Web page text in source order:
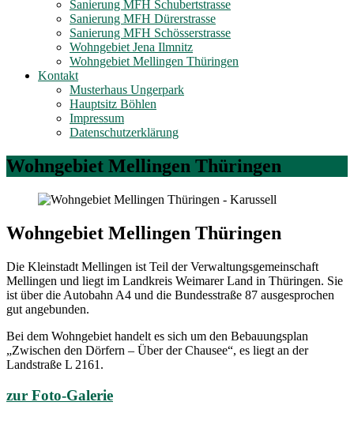
Sanierung MFH Schubertstrasse
Sanierung MFH Dürerstrasse
Sanierung MFH Schösserstrasse
Wohngebiet Jena Ilmnitz
Wohngebiet Mellingen Thüringen
Kontakt
Musterhaus Ungerpark
Hauptsitz Böhlen
Impressum
Datenschutzerklärung
Wohngebiet Mellingen Thüringen
Wohngebiet Mellingen Thüringen
Die Kleinstadt Mellingen ist Teil der Verwaltungsgemeinschaft
Mellingen und liegt im Landkreis Weimarer Land in Thüringen. Sie
ist über die Autobahn A4 und die Bundesstraße 87 ausgesprochen
gut angebunden.
Bei dem Wohngebiet handelt es sich um den Bebauungsplan
„Zwischen den Dörfern – Über der Chausee“, es liegt an der
Landstraße L 2161.
zur Foto-Galerie